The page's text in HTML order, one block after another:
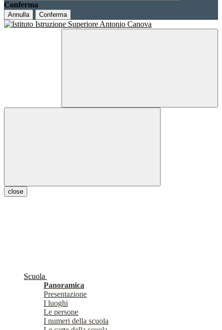
Conferma
Annulla Conferma
close
Scuola
Panoramica
Presentazione
I luoghi
Le persone
I numeri della scuola